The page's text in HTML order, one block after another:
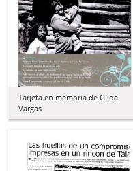
Tarjeta en memoria de Gilda
Vargas